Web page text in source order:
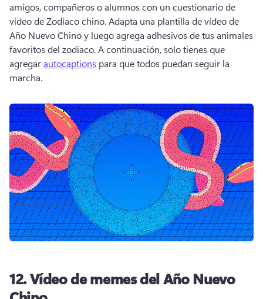
amigos, compañeros o alumnos con un cuestionario de
vídeo de Zodíaco chino. Adapta una plantilla de vídeo de
Año Nuevo Chino y luego agrega adhesivos de tus animales
favoritos del zodiaco. A continuación, solo tienes que
agregar autocaptions para que todos puedan seguir la
marcha.
12.Vídeo de memes del Año Nuevo